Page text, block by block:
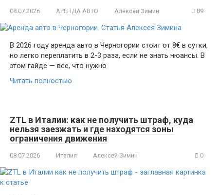
08.07.2026 АРЕНДА АВТО Алексей Зимин 89
В 2026 году аренда авто в Черногории стоит от 8€ в сутки,
но легко переплатить в 2-3 раза, если не знать нюансы. В
этом гайде — все, что нужно
Читать полностью
ZTL в Италии: как не получить штраф, куда
нельзя заезжать и где находятся зоны
ограничения движения
08.07.2026 Италия Алексей Зимин 0